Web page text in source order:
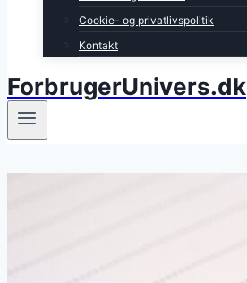
Cookie- og privatlivspolitik
Kontakt
ForbrugerUnivers.dk